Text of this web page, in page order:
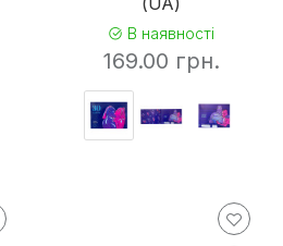
В наявності
169.00 грн.